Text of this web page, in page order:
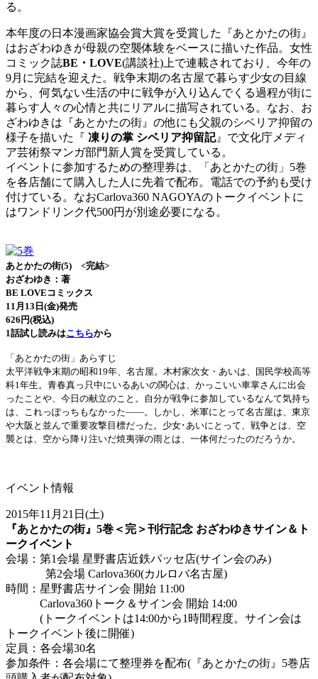
る。
本年度の日本漫画家協会賞大賞を受賞した『あとかたの街』
はおざわゆきが母親の空襲体験をベースに描いた作品。女性
コミック誌BE・LOVE(講談社)上で連載されており、今年の
9月に完結を迎えた。戦争末期の名古屋で暮らす少女の目線
から、何気ない生活の中に戦争が入り込んでくる過程が街に
暮らす人々の心情と共にリアルに描写されている。なお、お
ざわゆきは『あとかたの街』の他にも父親のシベリア抑留の
様子を描いた『 凍りの掌 シベリア抑留記』で文化庁メディ
ア芸術祭マンガ部門新人賞を受賞している。
イベントに参加するための整理券は、「あとかたの街」5巻
を各店舗にて購入した人に先着で配布。電話での予約も受け
付けている。なおCarlova360 NAGOYAのトークイベントに
はワンドリンク代500円が別途必要になる。
あとかたの街(5) <完結>
おざわゆき：著
BE LOVEコミックス
11月13日(金)発売
626円(税込)
1話試し読みはこちらから
「あとかたの街」あらすじ
太平洋戦争末期の昭和19年、名古屋。木村家次女・あいは、
国民学校高等
科1年生。青春真っ只中にいるあいの関心は、 かっこいい車掌さんに出会
ったことや、今日の献立のこと。 自分が戦争に参加しているなんて気持ち
は、 これっぽっちもなかった――。しかし、米軍にとって名古屋は、 東京
や大阪と並んで重要攻撃目標だった。少女･あいにとって、 戦争とは、空
襲とは、空から降り注いだ焼夷弾の雨とは、 一体何だったのだろうか。
イベント情報
2015年11月21日(土)
『あとかたの街』5巻＜完＞刊行記念 おざわゆきサイン＆ト
ークイベント
会場：第1会場 星野書店近鉄パッセ店(サイン会のみ)
第2会場 Carlova360(カルロバ名古屋)
時間：星野書店サイン会 開始 11:00
Carlova360トーク＆サイン会 開始 14:00
(トークイベントは14:00から1時間程度。サイン会は
トークイベント後に開催)
定員：各会場30名
参加条件：各会場にて整理券を配布(『あとかたの街』5巻店